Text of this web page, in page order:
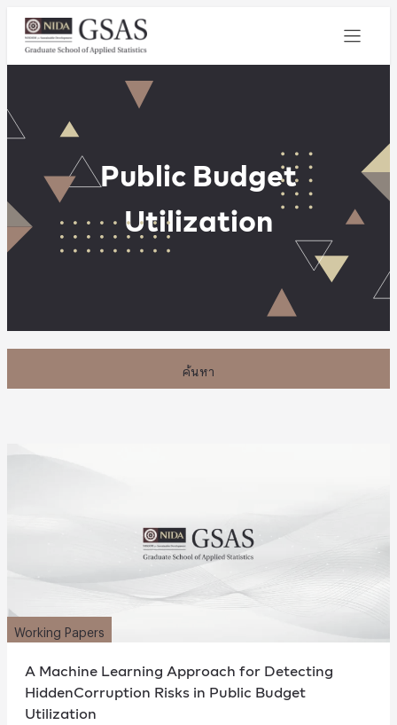
Public Budget
Utilization
ค้นหา
Working Papers
A Machine Learning Approach for Detecting
HiddenCorruption Risks in Public Budget
Utilization